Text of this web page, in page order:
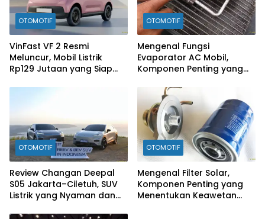
OTOMOTIF
VinFast VF 2 Resmi
Meluncur, Mobil Listrik
Rp129 Jutaan yang Siap
Motor
OTOMOTIF
Mengenal Fungsi
Evaporator AC Mobil,
Komponen Penting yang
OTOMOTIF
Review Changan Deepal
S05 Jakarta–Ciletuh, SUV
Listrik yang Nyaman dan
OTOMOTIF
Mengenal Filter Solar,
Komponen Penting yang
Menentukan Keawetan